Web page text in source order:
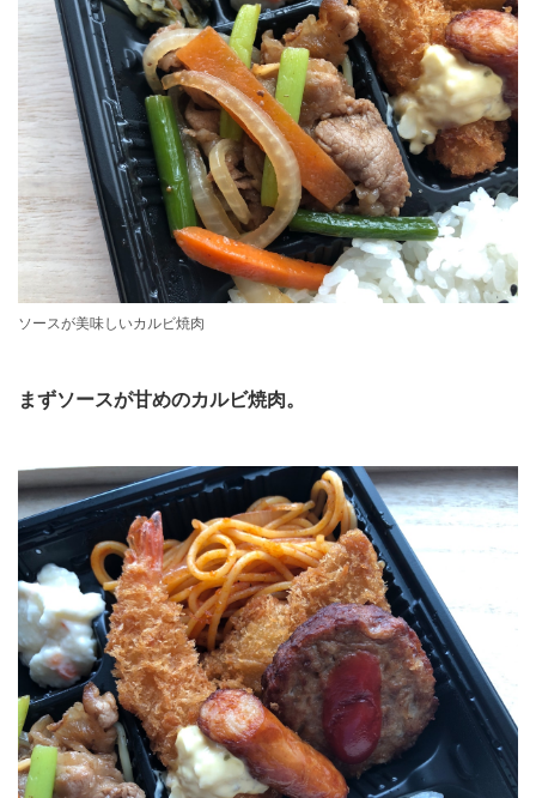
ソースが美味しいカルビ焼肉
まずソースが甘めのカルビ焼肉。